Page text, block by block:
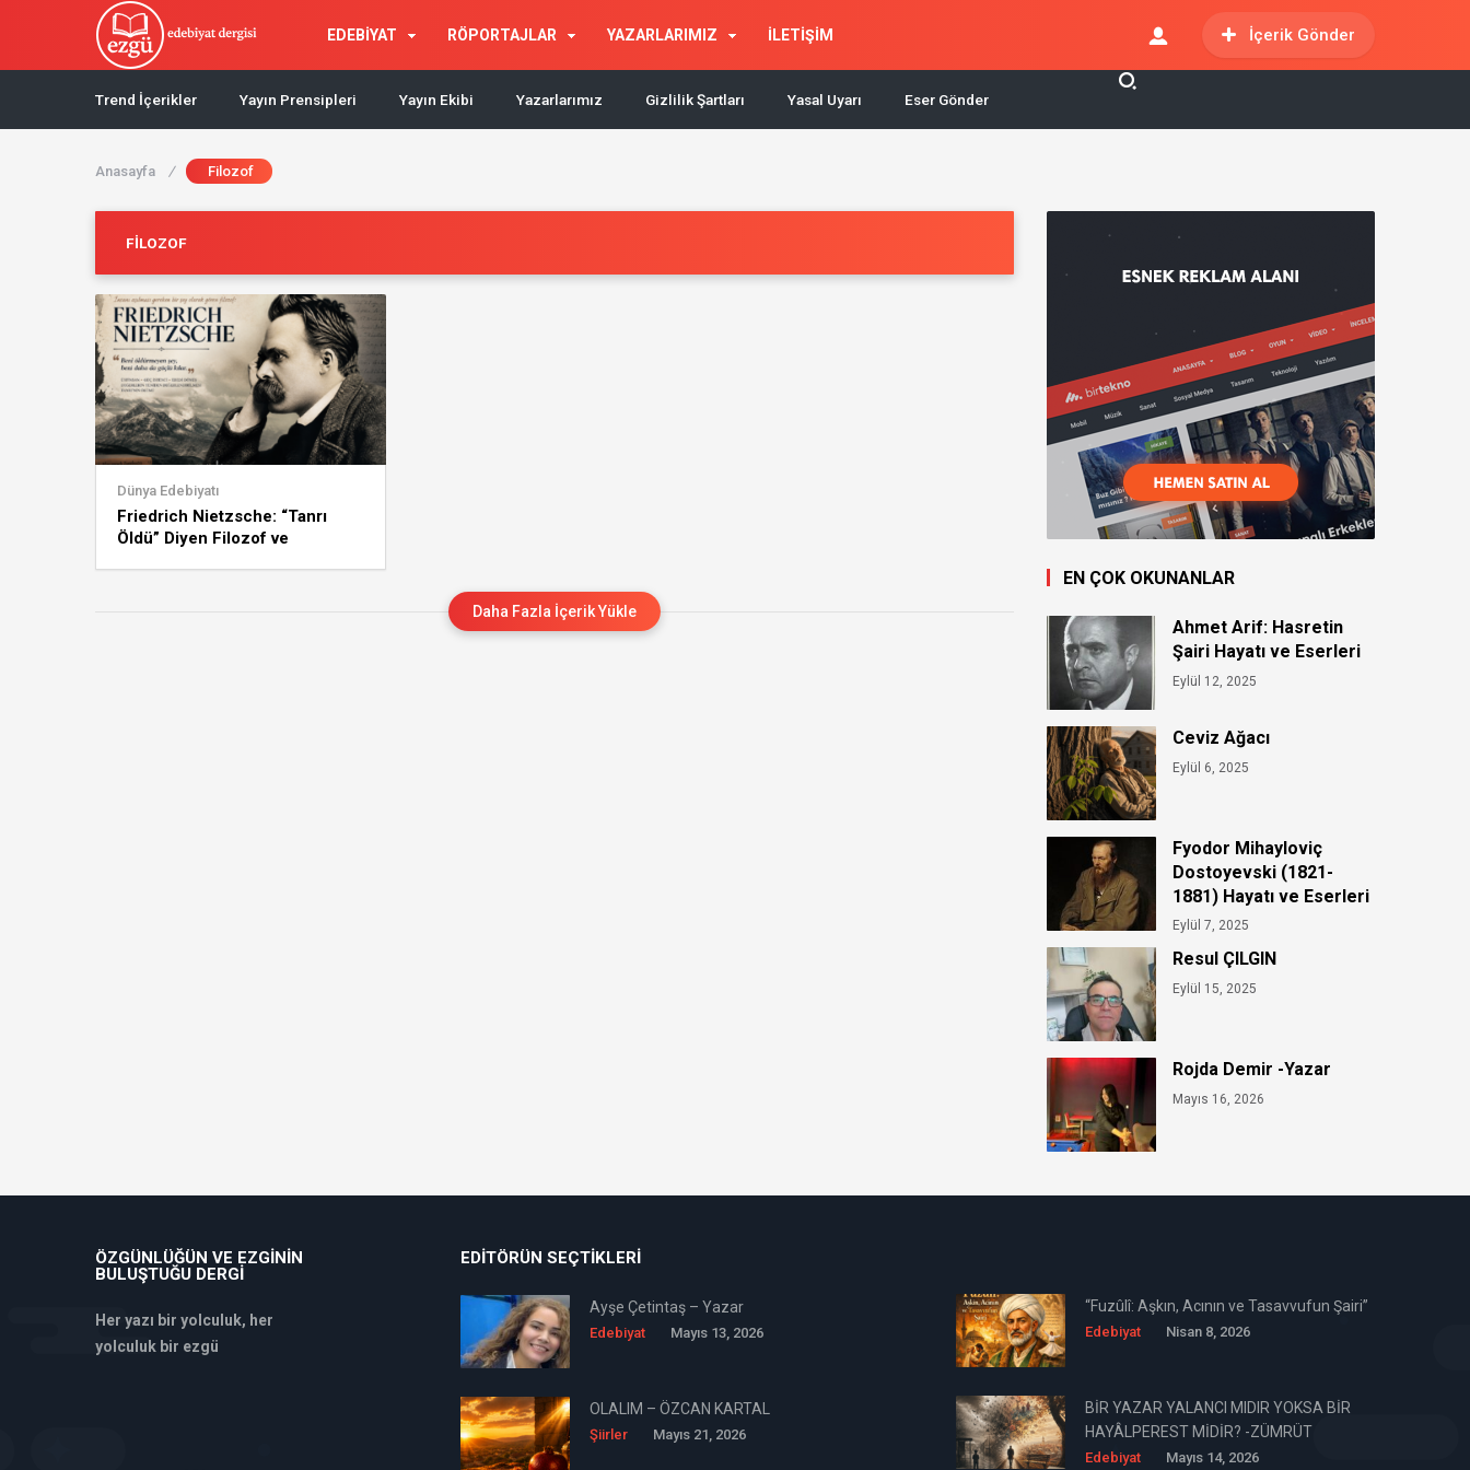
EDEBİYAT RÖPORTAJLAR YAZARLARIMIZ İLETİŞİM İçerik Gönder
Trend İçerikler Yayın Prensipleri Yayın Ekibi Yazarlarımız Gizlilik Şartları Yasal Uyarı Eser Gönder
Anasayfa / Filozof
FILOZOF
Dünya Edebiyatı
Friedrich Nietzsche: “Tanrı
Öldü” Diyen Filozof ve
Daha Fazla İçerik Yükle
EN ÇOK OKUNANLAR
Ahmet Arif: Hasretin
Şairi Hayatı ve Eserleri
Eylül 12, 2025
Ceviz Ağacı
Eylül 6, 2025
Fyodor Mihayloviç
Dostoyevski (1821-
1881) Hayatı ve Eserleri
Eylül 7, 2025
Resul ÇILGIN
Eylül 15, 2025
Rojda Demir -Yazar
Mayıs 16, 2026
ÖZGÜNLÜĞÜN VE EZGININ
BULUŞTUĞU DERGI
Her yazı bir yolculuk, her
yolculuk bir ezgü
EDITÖRÜN SEÇTIKLERI
Ayşe Çetintaş – Yazar
Edebiyat Mayıs 13, 2026
“Fuzûlî: Aşkın, Acının ve Tasavvufun Şairi”
Edebiyat Nisan 8, 2026
OLALIM – ÖZCAN KARTAL
Şiirler Mayıs 21, 2026
BİR YAZAR YALANCI MIDIR YOKSA BİR
HAYÂLPEREST MİDİR? -ZÜMRÜT
ÖZGÜLER
Edebiyat Mayıs 14, 2026